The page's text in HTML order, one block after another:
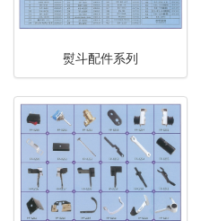
熨斗配件系列